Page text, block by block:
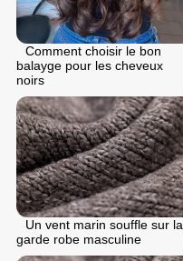
Comment choisir le bon
balayge pour les cheveux
noirs
Un vent marin souffle sur la
garde robe masculine